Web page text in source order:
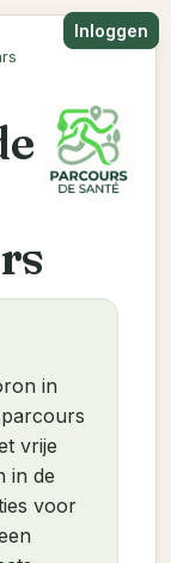
Inloggen
in
vrije
in de
voor